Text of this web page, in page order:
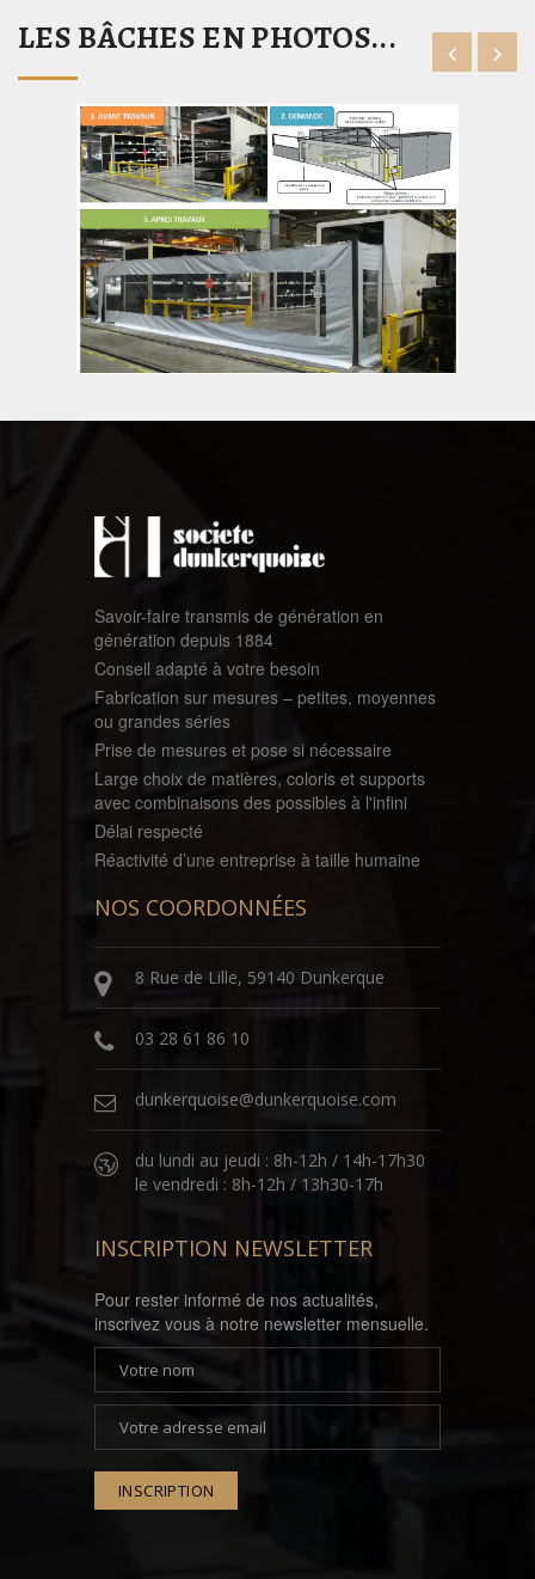
LES BÂCHES EN PHOTOS...
Savoir-faire transmis de génération en
génération depuis 1884
Conseil adapté à votre besoin
Fabrication sur mesures – petites, moyennes
ou grandes séries
Prise de mesures et pose si nécessaire
Large choix de matières, coloris et supports
avec combinaisons des possibles à l'infini
Délai respecté
Réactivité d’une entreprise à taille humaine
NOS COORDONNÉES
8 Rue de Lille, 59140 Dunkerque
03 28 61 86 10
dunkerquoise@dunkerquoise.com
du lundi au jeudi : 8h-12h / 14h-17h30
le vendredi : 8h-12h / 13h30-17h
INSCRIPTION NEWSLETTER
Pour rester informé de nos actualités,
inscrivez vous à notre newsletter mensuelle.
INSCRIPTION